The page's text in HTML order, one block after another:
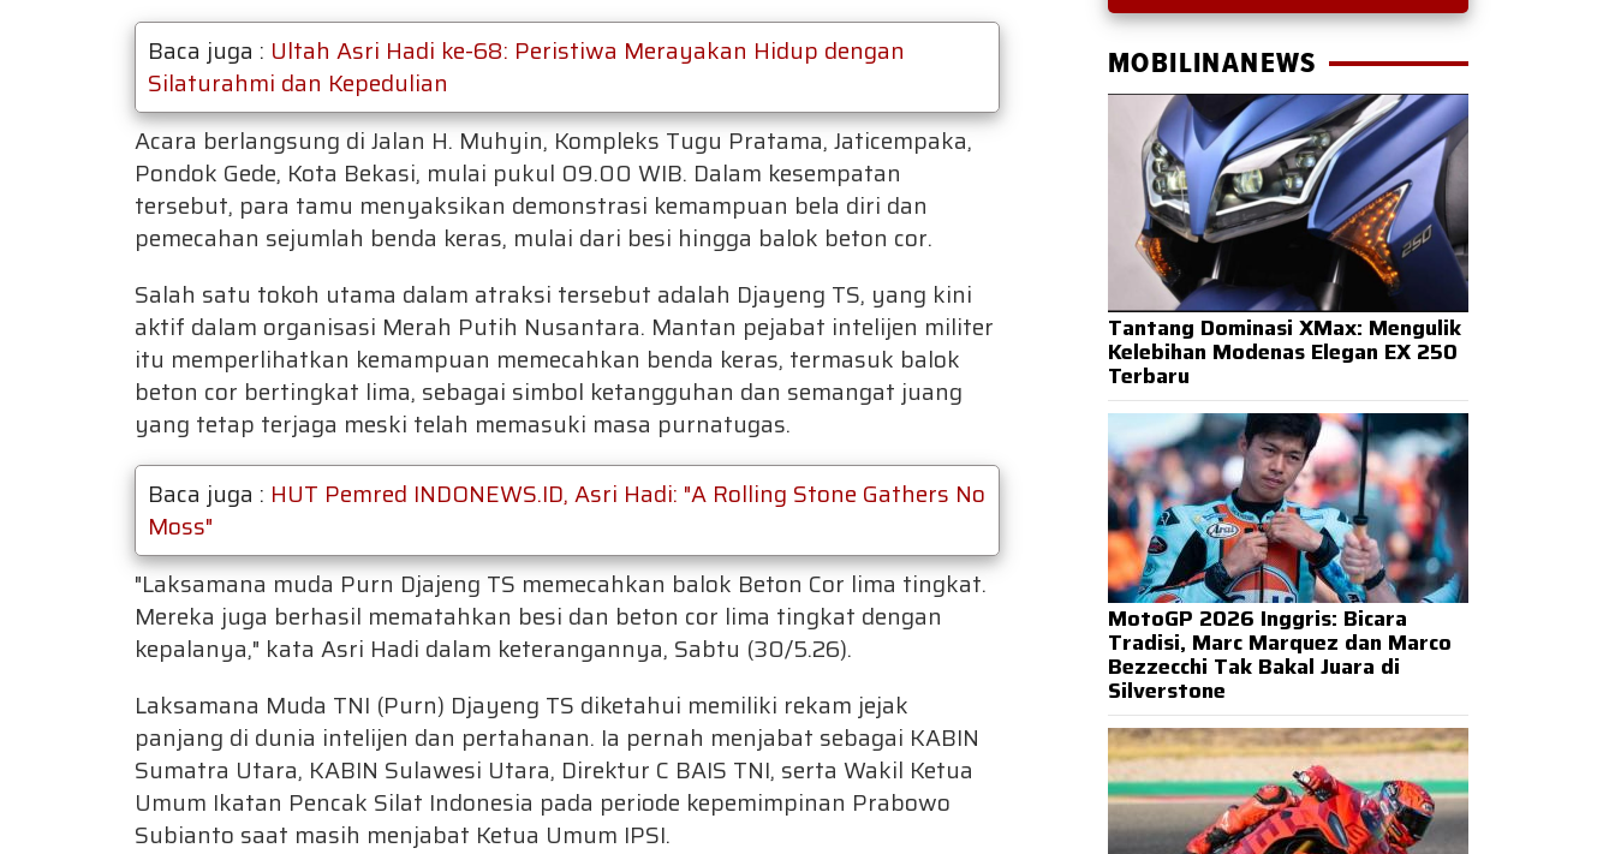
Baca juga : Ultah Asri Hadi ke-68: Peristiwa Merayakan Hidup dengan
Silaturahmi dan Kepedulian
Acara berlangsung di Jalan H. Muhyin, Kompleks Tugu Pratama, Jaticempaka,
Pondok Gede, Kota Bekasi, mulai pukul 09.00 WIB. Dalam kesempatan
tersebut, para tamu menyaksikan demonstrasi kemampuan bela diri dan
pemecahan sejumlah benda keras, mulai dari besi hingga balok beton cor.
Salah satu tokoh utama dalam atraksi tersebut adalah Djayeng TS, yang kini
aktif dalam organisasi Merah Putih Nusantara. Mantan pejabat intelijen militer
itu memperlihatkan kemampuan memecahkan benda keras, termasuk balok
beton cor bertingkat lima, sebagai simbol ketangguhan dan semangat juang
yang tetap terjaga meski telah memasuki masa purnatugas.
Baca juga : HUT Pemred INDONEWS.ID, Asri Hadi: "A Rolling Stone Gathers No
Moss"
"Laksamana muda Purn Djajeng TS memecahkan balok Beton Cor lima tingkat.
Mereka juga berhasil mematahkan besi dan beton cor lima tingkat dengan
kepalanya," kata Asri Hadi dalam keterangannya, Sabtu (30/5.26).
Laksamana Muda TNI (Purn) Djayeng TS diketahui memiliki rekam jejak
panjang di dunia intelijen dan pertahanan. Ia pernah menjabat sebagai KABIN
Sumatra Utara, KABIN Sulawesi Utara, Direktur C BAIS TNI, serta Wakil Ketua
Umum Ikatan Pencak Silat Indonesia pada periode kepemimpinan Prabowo
Subianto saat masih menjabat Ketua Umum IPSI.
MOBILINANEWS
Tantang Dominasi XMax: Mengulik
Kelebihan Modenas Elegan EX 250
Terbaru
MotoGP 2026 Inggris: Bicara
Tradisi, Marc Marquez dan Marco
Bezzecchi Tak Bakal Juara di
Silverstone